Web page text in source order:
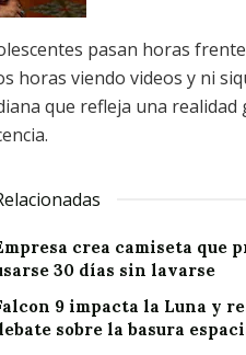
pasan horas
horas viendo videos y ni
que refleja una realidad
crea camiseta que
30 días sin lavarse
9 impacta la Luna y
sobre la basura